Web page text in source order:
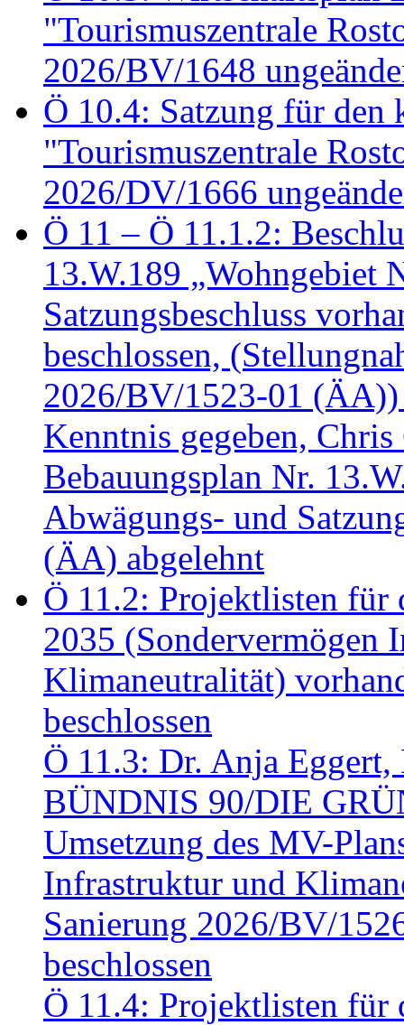
"Tourismuszentrale
2026/BV/1648
Ö 10.4: Satzung für den
"Tourismuszentrale
2026/DV/1666
Ö 11 – Ö 11.1.2:
13.W.189 „Wohngebiet
Satzungsbeschluss
beschlossen,
2026/BV/1523-01
Kenntnis gegeben,
Bebauungsplan Nr.
Abwägungs- und
(ÄA) abgelehnt
Ö 11.2: Projektlisten für
2035 (Sondervermögen
Klimaneutralität)
beschlossen
Ö 11.3: Dr. Anja
BÜNDNIS 90/DIE
Umsetzung des MV-
Infrastruktur und
Sanierung 2026/BV/
beschlossen
Ö 11.4: Projektlisten für